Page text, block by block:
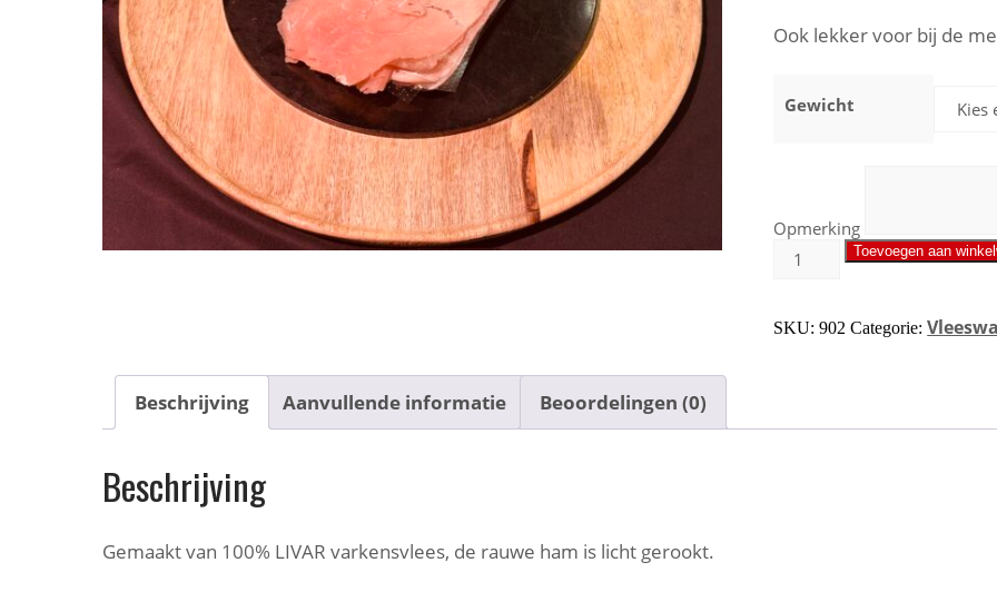
Ook lekker voor bij de
Gewicht
Opmerking
Toevoegen aan
SKU:902 Categorie:
Beschrijving Aanvullende informatie Beoordelingen (0)
Beschrijving
Gemaakt van 100% LIVAR varkensvlees, de rauwe ham is licht gerookt.